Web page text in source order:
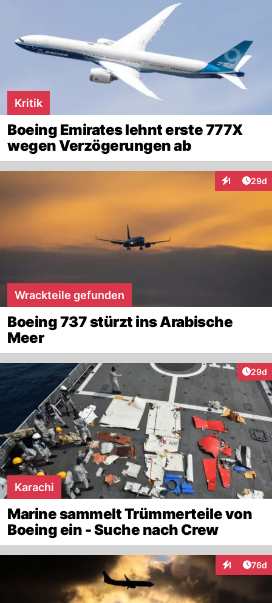
Kritik
Boeing Emirates lehnt erste 777X
wegen Verzögerungen ab
1
Interaktionen
29d
Wrackteile gefunden
Boeing 737 stürzt ins Arabische
Meer
29d
Karachi
Marine sammelt Trümmerteile von
Boeing ein - Suche nach Crew
1 76d